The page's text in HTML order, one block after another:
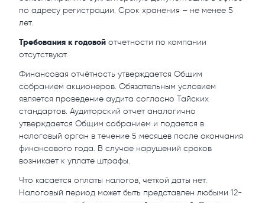
по адресу регистрации. Срок хранения – не менее 5
лет.
Требования к годовой отчетности по компании
отсутствуют.
Финансовая отчётность утверждается Общим
собранием акционеров. Обязательным условием
является проведение аудита согласно Тайских
стандартов. Аудиторский отчет аналогично
утверждается Общим собранием и подается в
налоговый орган в течение 5 месяцев после окончания
финансового года. В случае нарушений сроков
возникает к уплате штрафы.
Что касается оплаты налогов, четкой даты нет.
Налоговый период может быть представлен любыми 12-